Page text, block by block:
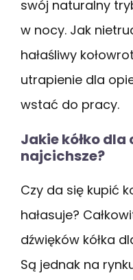
swój naturalny
w nocy. Jak
hałaśliwy
utrapienie dla
wstać do pracy.
Jakie kółko
najcichsze?
Czy da się kupić
hałasuje?
dźwięków kółka
Są jednak na